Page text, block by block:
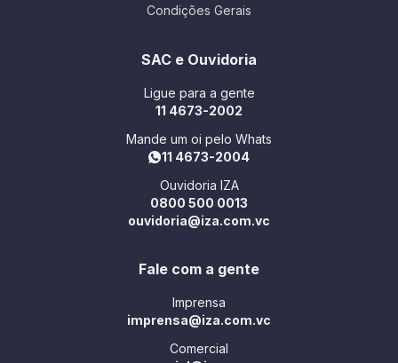
Condições Gerais
SAC e Ouvidoria
Ligue para a gente
11 4673-2002
Mande um oi pelo Whats
11 4673-2004
Ouvidoria IZA
0800 500 0013
ouvidoria@iza.com.vc
Fale com a gente
Imprensa
imprensa@iza.com.vc
Comercial